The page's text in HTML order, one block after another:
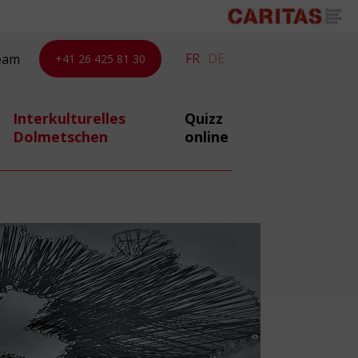
+41 26 425 81 30 FR DE
Interkulturelles
Dolmetschen
Quizz
online